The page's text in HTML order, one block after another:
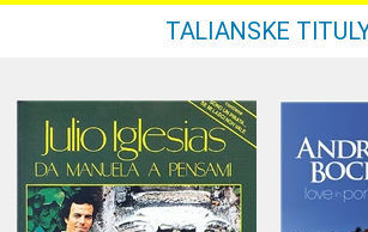
TALIANSKE